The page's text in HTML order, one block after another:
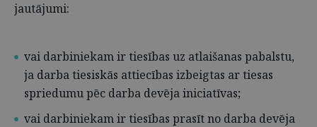
jautājumi:
vai darbiniekam ir tiesības uz atlaišanas pabalstu,
ja darba tiesiskās attiecības izbeigtas ar tiesas
spriedumu pēc darba devēja iniciatīvas;
vai darbiniekam ir tiesības prasīt no darba devēja